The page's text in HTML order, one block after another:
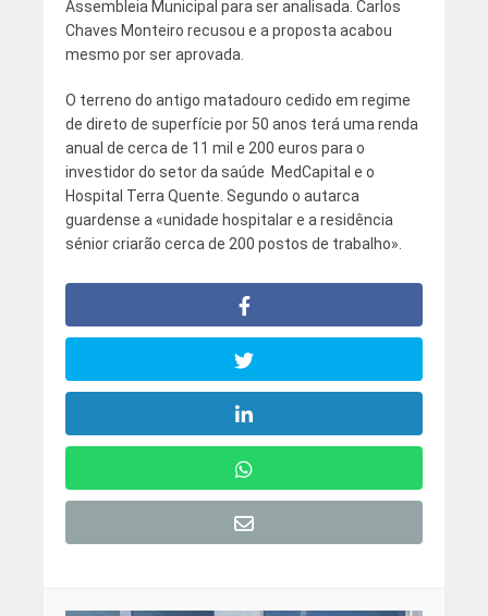
Assembleia Municipal para ser analisada. Carlos
Chaves Monteiro recusou e a proposta acabou
mesmo por ser aprovada.
O terreno do antigo matadouro cedido em regime
de direto de superfície por 50 anos terá uma renda
anual de cerca de 11 mil e 200 euros para o
investidor do setor da saúde MedCapital e o
Hospital Terra Quente. Segundo o autarca
guardense a «unidade hospitalar e a residência
sénior criarão cerca de 200 postos de trabalho».